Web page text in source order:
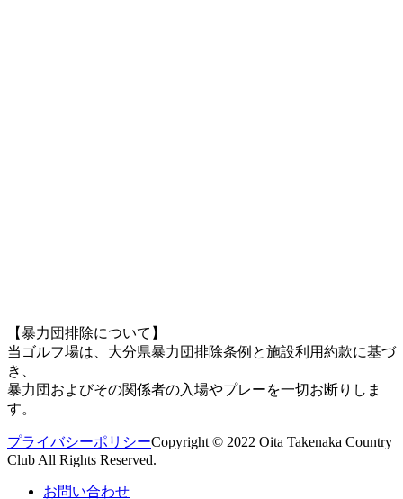
【暴力団排除について】
当ゴルフ場は、大分県暴力団排除条例と施設利用約款に基づ
き、
暴力団およびその関係者の入場やプレーを一切お断りしま
す。
プライバシーポリシーCopyright © 2022 Oita Takenaka Country
Club All Rights Reserved.
お問い合わせ